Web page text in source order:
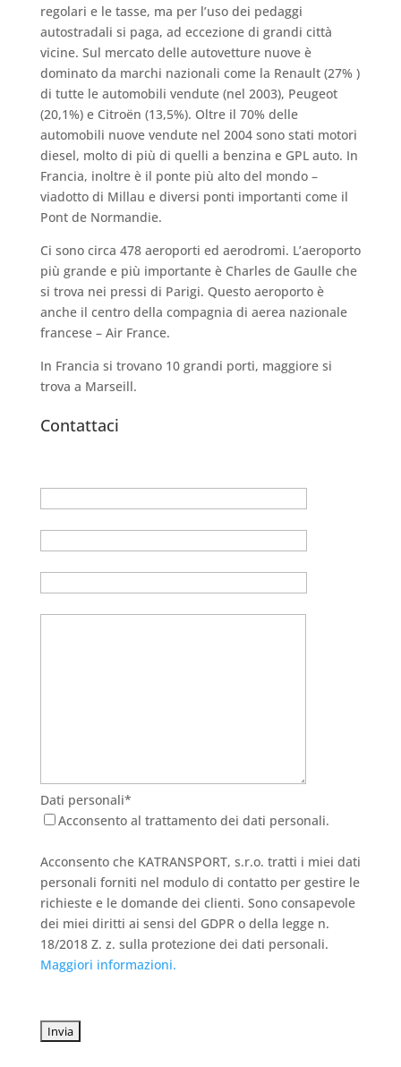
regolari e le tasse, ma per l’uso dei pedaggi
autostradali si paga, ad eccezione di grandi città
vicine. Sul mercato delle autovetture nuove è
dominato da marchi nazionali come la Renault (27% )
di tutte le automobili vendute (nel 2003), Peugeot
(20,1%) e Citroën (13,5%). Oltre il 70% delle
automobili nuove vendute nel 2004 sono stati motori
diesel, molto di più di quelli a benzina e GPL auto. In
Francia, inoltre è il ponte più alto del mondo –
viadotto di Millau e diversi ponti importanti come il
Pont de Normandie.
Ci sono circa 478 aeroporti ed aerodromi. L’aeroporto
più grande e più importante è Charles de Gaulle che
si trova nei pressi di Parigi. Questo aeroporto è
anche il centro della compagnia di aerea nazionale
francese – Air France.
In Francia si trovano 10 grandi porti, maggiore si
trova a Marseill.
Contattaci
Dati personali*
Acconsento al trattamento dei dati personali.
Acconsento che KATRANSPORT, s.r.o. tratti i miei dati
personali forniti nel modulo di contatto per gestire le
richieste e le domande dei clienti. Sono consapevole
dei miei diritti ai sensi del GDPR o della legge n.
18/2018 Z. z. sulla protezione dei dati personali.
Maggiori informazioni.